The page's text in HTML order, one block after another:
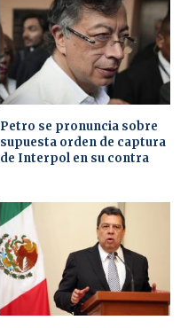
Petro se pronuncia sobre
supuesta orden de captura
de Interpol en su contra